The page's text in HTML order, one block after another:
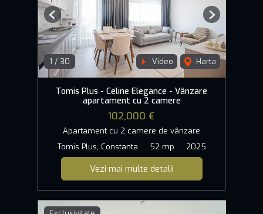
1 / 30 Video Harta
Previous Next
Tomis Plus - Celine Elegance - Vânzare
apartament cu 2 camere
102,000 €
Apartament cu 2 camere de vânzare
Tomis Plus, Constanta
52 mp 2025
Vezi mai multe detalii